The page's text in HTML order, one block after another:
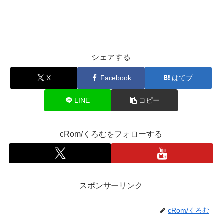
シェアする
X Facebook はてブ
LINE コピー
cRom/くろむをフォローする
スポンサーリンク
cRom/くろむ